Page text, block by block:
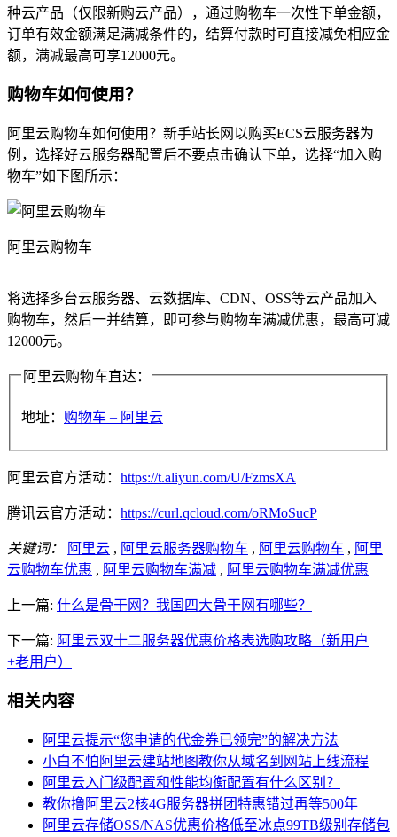
种云产品（仅限新购云产品），通过购物车一次性下单金额，
订单有效金额满足满减条件的，结算付款时可直接减免相应金
额，满减最高可享12000元。
购物车如何使用？
阿里云购物车如何使用？新手站长网以购买ECS云服务器为
例，选择好云服务器配置后不要点击确认下单，选择“加入购
物车”如下图所示：
阿里云购物车
将选择多台云服务器、云数据库、CDN、OSS等云产品加入
购物车，然后一并结算，即可参与购物车满减优惠，最高可减
12000元。
阿里云购物车直达：
地址： 购物车 – 阿里云
阿里云官方活动： https://t.aliyun.com/U/FzmsXA
腾讯云官方活动： https://curl.qcloud.com/oRMoSucP
关键词： 阿里云 , 阿里云服务器购物车 , 阿里云购物车 , 阿里
云购物车优惠 , 阿里云购物车满减 , 阿里云购物车满减优惠
上一篇: 什么是骨干网？我国四大骨干网有哪些？
下一篇: 阿里云双十二服务器优惠价格表选购攻略（新用户
+老用户）
相关内容
阿里云提示“您申请的代金券已领完”的解决方法
小白不怕阿里云建站地图教你从域名到网站上线流程
阿里云入门级配置和性能均衡配置有什么区别？
教你撸阿里云2核4G服务器拼团特惠错过再等500年
阿里云存储OSS/NAS优惠价格低至冰点99TB级别存储包